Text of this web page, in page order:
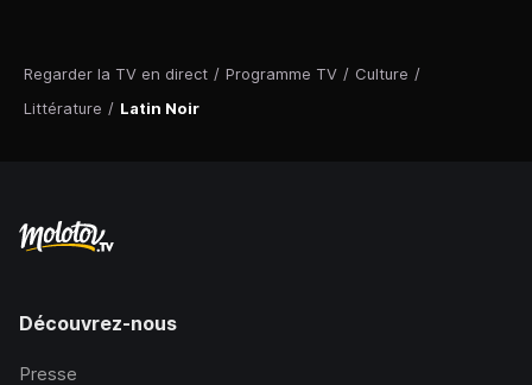
Regarder la TV en direct / Programme TV / Culture /
Littérature / Latin Noir
Découvrez-nous
Presse